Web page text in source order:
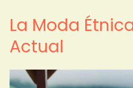
La Moda
Actual